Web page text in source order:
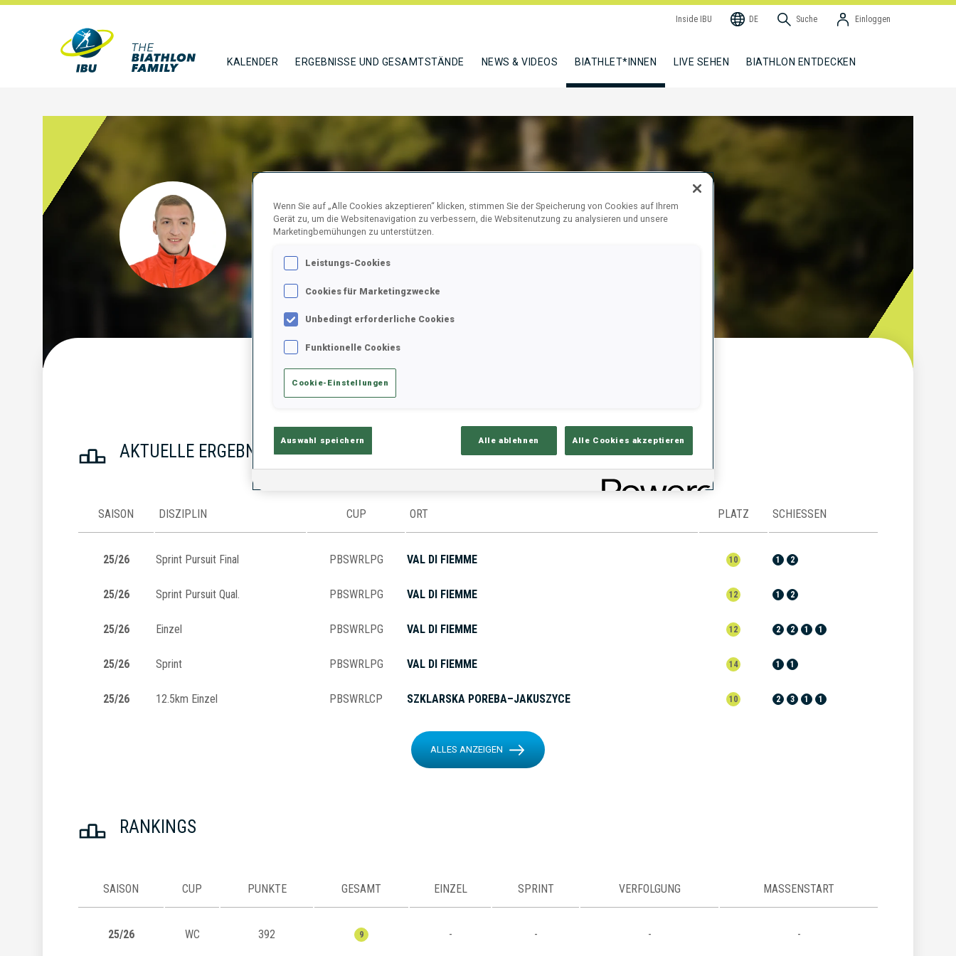
Inside IBU DE Suche Einloggen
KALENDER ERGEBNISSE UND GESAMTSTÄNDE NEWS & VIDEOS BIATHLET*INNEN LIVE SEHEN BIATHLON ENTDECKEN
GIL PAWEL
POL
FOLGEN
Statistik
AKTUELLE ERGEBNISSE
SAISON DISZIPLIN CUP ORT PLATZ SCHIESSEN
25/26 Sprint Pursuit Final PBSWRLPG VAL DI FIEMME 10 1 2
25/26 Sprint Pursuit Qual. PBSWRLPG VAL DI FIEMME 12 1 2
25/26 Einzel PBSWRLPG VAL DI FIEMME 12 2 2 1 1
25/26 Sprint PBSWRLPG VAL DI FIEMME 14 1 1
25/26 12.5km Einzel PBSWRLCP SZKLARSKA POREBA–JAKUSZYCE 10 2 3 1 1
ALLES ANZEIGEN
RANKINGS
SAISON CUP PUNKTE GESAMT EINZEL SPRINT VERFOLGUNG MASSENSTART
25/26 WC 392 9 - - - -
Wenn Sie auf „Alle Cookies akzeptieren“ klicken, stimmen Sie der Speicherung von Cookies auf Ihrem
Gerät zu, um die Websitenavigation zu verbessern, die Websitenutzung zu analysieren und unsere
Marketingbemühungen zu unterstützen.
Leistungs-Cookies
Cookies für Marketingzwecke
Unbedingt erforderliche Cookies
Funktionelle Cookies
Cookie-Einstellungen
Auswahl speichern Alle ablehnen Alle Cookies akzeptieren